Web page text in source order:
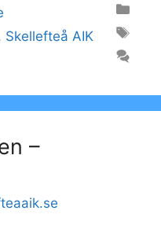
, Skellefteå AIK
–